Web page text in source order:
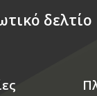
δελτίο